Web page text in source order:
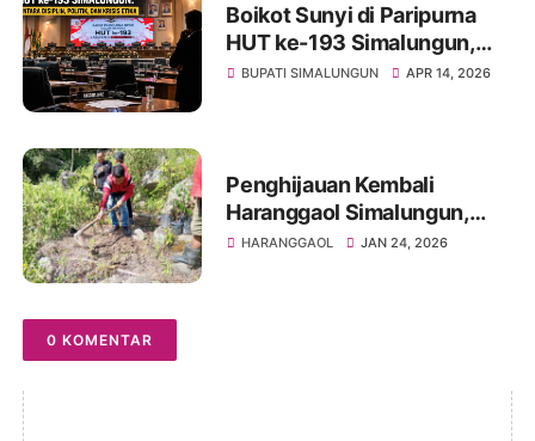
Boikot Sunyi di Paripurna
HUT ke-193 Simalungun,
Antara Disiplin, Politik, dan
BUPATI SIMALUNGUN APR 14, 2026
Penghijauan Kembali
Haranggaol Simalungun,
Kader PDI Perjuangan
HARANGGAOL JAN 24, 2026
0 KOMENTAR